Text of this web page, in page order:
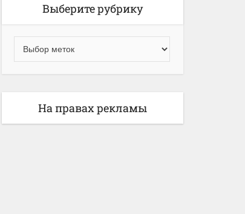
Выберите рубрику
На правах рекламы